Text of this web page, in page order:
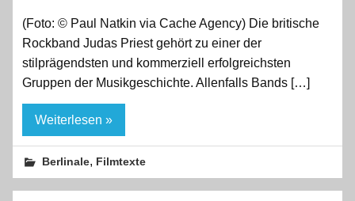
(Foto: © Paul Natkin via Cache Agency) Die britische
Rockband Judas Priest gehört zu einer der
stilprägendsten und kommerziell erfolgreichsten
Gruppen der Musikgeschichte. Allenfalls Bands […]
Weiterlesen »
Berlinale, Filmtexte